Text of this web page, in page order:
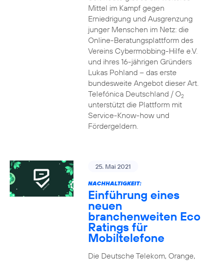
Mittel im Kampf gegen
Erniedrigung und Ausgrenzung
junger Menschen im Netz: die
Online-Beratungsplattform des
Vereins Cybermobbing-Hilfe e.V.
und ihres 16-jährigen Gründers
Lukas Pohland – das erste
bundesweite Angebot dieser Art.
Telefónica Deutschland / O2
unterstützt die Plattform mit
Service-Know-how und
Fördergeldern.
25. Mai 2021
NACHHALTIGKEIT:
Einführung eines
neuen
branchenweiten Eco
Ratings für
Mobiltelefone
Die Deutsche Telekom, Orange,